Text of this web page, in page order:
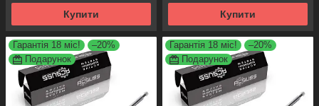
Купити Купити
Гарантія 18 міс!
–20%
Подарунок
Гарантія 18 міс!
–20%
Подарунок